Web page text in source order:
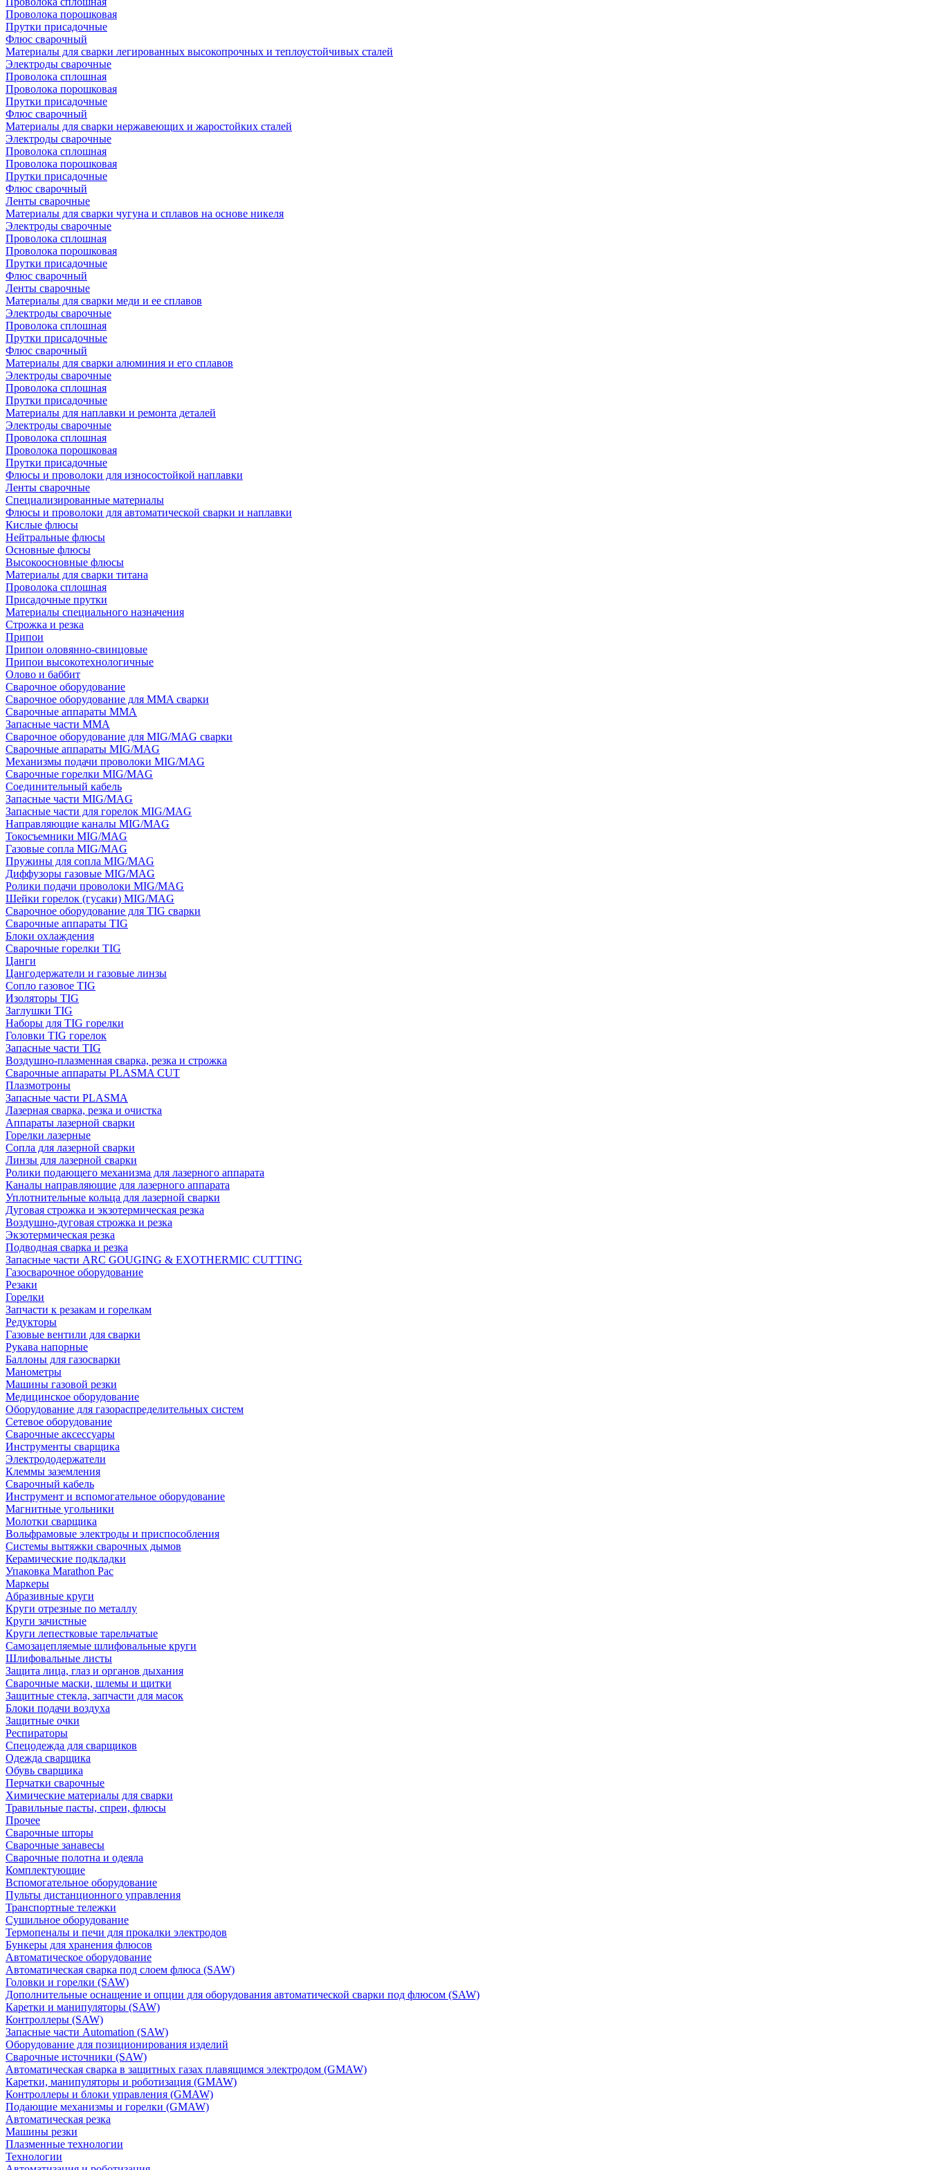
Проволока порошковая
Прутки присадочные
Флюс сварочный
Материалы для сварки легированных высокопрочных и теплоустойчивых сталей
Электроды сварочные
Проволока сплошная
Проволока порошковая
Прутки присадочные
Флюс сварочный
Материалы для сварки нержавеющих и жаростойких сталей
Электроды сварочные
Проволока сплошная
Проволока порошковая
Прутки присадочные
Флюс сварочный
Ленты сварочные
Материалы для сварки чугуна и сплавов на основе никеля
Электроды сварочные
Проволока сплошная
Проволока порошковая
Прутки присадочные
Флюс сварочный
Ленты сварочные
Материалы для сварки меди и ее сплавов
Электроды сварочные
Проволока сплошная
Прутки присадочные
Флюс сварочный
Материалы для сварки алюминия и его сплавов
Электроды сварочные
Проволока сплошная
Прутки присадочные
Материалы для наплавки и ремонта деталей
Электроды сварочные
Проволока сплошная
Проволока порошковая
Прутки присадочные
Флюсы и проволоки для износостойкой наплавки
Ленты сварочные
Специализированные материалы
Флюсы и проволоки для автоматической сварки и наплавки
Кислые флюсы
Нейтральные флюсы
Основные флюсы
Высокоосновные флюсы
Материалы для сварки титана
Проволока сплошная
Присадочные прутки
Материалы специального назначения
Строжка и резка
Припои
Припои оловянно-свинцовые
Припои высокотехнологичные
Олово и баббит
Сварочное оборудование
Сварочное оборудование для MMA сварки
Сварочные аппараты MMA
Запасные части MMA
Сварочное оборудование для MIG/MAG сварки
Сварочные аппараты MIG/MAG
Механизмы подачи проволоки MIG/MAG
Сварочные горелки MIG/MAG
Соединительный кабель
Запасные части MIG/MAG
Запасные части для горелок MIG/MAG
Направляющие каналы MIG/MAG
Токосъемники MIG/MAG
Газовые сопла MIG/MAG
Пружины для сопла MIG/MAG
Диффузоры газовые MIG/MAG
Ролики подачи проволоки MIG/MAG
Шейки горелок (гусаки) MIG/MAG
Сварочное оборудование для TIG сварки
Сварочные аппараты TIG
Блоки охлаждения
Сварочные горелки TIG
Цанги
Цангодержатели и газовые линзы
Сопло газовое TIG
Изоляторы TIG
Заглушки TIG
Наборы для TIG горелки
Головки TIG горелок
Запасные части TIG
Воздушно-плазменная сварка, резка и строжка
Сварочные аппараты PLASMA CUT
Плазмотроны
Запасные части PLASMA
Лазерная сварка, резка и очистка
Аппараты лазерной сварки
Горелки лазерные
Сопла для лазерной сварки
Линзы для лазерной сварки
Ролики подающего механизма для лазерного аппарата
Каналы направляющие для лазерного аппарата
Уплотнительные кольца для лазерной сварки
Дуговая строжка и экзотермическая резка
Воздушно-дуговая строжка и резка
Экзотермическая резка
Подводная сварка и резка
Запасные части ARC GOUGING & EXOTHERMIC CUTTING
Газосварочное оборудование
Резаки
Горелки
Запчасти к резакам и горелкам
Редукторы
Газовые вентили для сварки
Рукава напорные
Баллоны для газосварки
Манометры
Машины газовой резки
Медицинское оборудование
Оборудование для газораспределительных систем
Сетевое оборудование
Сварочные аксессуары
Инструменты сварщика
Электрододержатели
Клеммы заземления
Сварочный кабель
Инструмент и вспомогательное оборудование
Магнитные угольники
Молотки сварщика
Вольфрамовые электроды и приспособления
Системы вытяжки сварочных дымов
Керамические подкладки
Упаковка Marathon Pac
Маркеры
Абразивные круги
Круги отрезные по металлу
Круги зачистные
Круги лепестковые тарельчатые
Самозацепляемые шлифовальные круги
Шлифовальные листы
Защита лица, глаз и органов дыхания
Сварочные маски, шлемы и щитки
Защитные стекла, запчасти для масок
Блоки подачи воздуха
Защитные очки
Респираторы
Спецодежда для сварщиков
Одежда сварщика
Обувь сварщика
Перчатки сварочные
Химические материалы для сварки
Травильные пасты, спреи, флюсы
Прочее
Сварочные шторы
Сварочные занавесы
Сварочные полотна и одеяла
Комплектующие
Вспомогательное оборудование
Пульты дистанционного управления
Транспортные тележки
Сушильное оборудование
Термопеналы и печи для прокалки электродов
Бункеры для хранения флюсов
Автоматическое оборудование
Автоматическая сварка под слоем флюса (SAW)
Головки и горелки (SAW)
Дополнительные оснащение и опции для оборудования автоматической сварки под флюсом (SAW)
Каретки и манипуляторы (SAW)
Контроллеры (SAW)
Запасные части Automation (SAW)
Оборудование для позиционирования изделий
Сварочные источники (SAW)
Автоматическая сварка в защитных газах плавящимся электродом (GMAW)
Каретки, манипуляторы и роботизация (GMAW)
Контроллеры и блоки управления (GMAW)
Подающие механизмы и горелки (GMAW)
Автоматическая резка
Машины резки
Плазменные технологии
Технологии